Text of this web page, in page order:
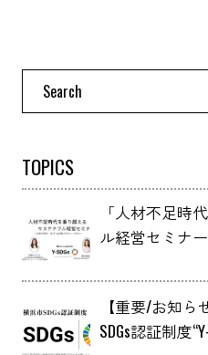
Search
TOPICS
「人材不足時代を
ル経営セミナ
【重要/お知
SDGs認証制度